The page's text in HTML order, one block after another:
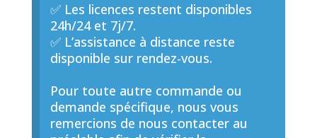
✅ Les licences restent disponibles
24h/24 et 7j/7.
✅ L’assistance à distance reste
disponible sur rendez-vous.
Pour toute autre commande ou
demande spécifique, nous vous
remercions de nous contacter au